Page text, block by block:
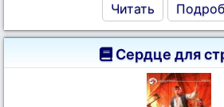
Читать
Сердце для